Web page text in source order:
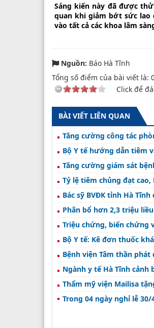
Sáng kiến này đã được
quan khi giảm bớt sức lao
vào tất cả các khoa lâm
Nguồn: Báo Hà Tĩnh
Tổng số điểm của bài viết là:
Click để
BÀI VIẾT LIÊN QUAN
Tăng cường công tác
Bộ Y tế hướng dẫn tiêm
Tăng cường giám sát
Tỷ lệ tiêm chủng đạt cao,
Bác sỹ BVĐK tỉnh Hà
Phân bổ hơn 2,3 triệu
Triệu chứng, biến chứng
Bộ Y tế: Kê đơn thuốc
Bệnh viện Tâm thần
Ngành y tế Hà Tĩnh cảnh
Thẩm mỹ viện Mailisa
Trong 04 ngày nghỉ lễ